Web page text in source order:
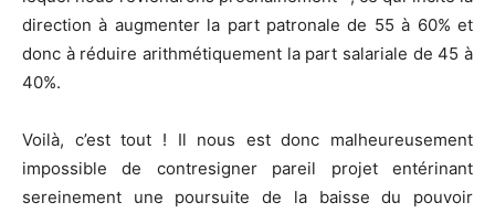
direction à augmenter la part patronale de 55 à 60% et
donc à réduire arithmétiquement la part salariale de 45 à
40%.
Voilà, c’est tout ! Il nous est donc malheureusement
impossible de contresigner pareil projet entérinant
sereinement une poursuite de la baisse du pouvoir